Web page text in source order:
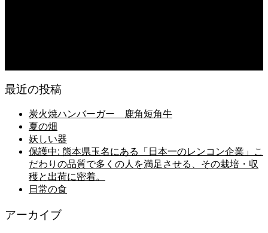
最近の投稿
炭火焼ハンバーガー 鹿角短角牛
夏の畑
妖しい器
保護中: 熊本県玉名にある「日本一のレンコン企業」こ
だわりの品質で多くの人を満足させる、その栽培・収
穫と出荷に密着。
日常の食
アーカイブ